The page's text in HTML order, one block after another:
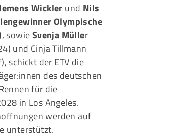
Wickler und Nils
Olympische
, sowieSvenja Müller
und Cinja Tillmann
schickt der ETV die
des deutschen
für die
in Los Angeles.
werden auf
unterstützt.